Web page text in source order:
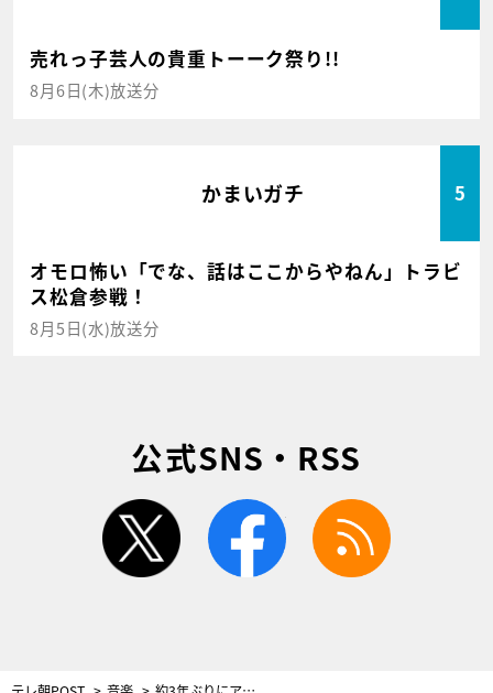
売れっ子芸人の貴重トーーク祭り!!
8月6日(木)放送分
かまいガチ 5
オモロ怖い「でな、話はここからやねん」トラビ
ス松倉参戦！
8月5日(水)放送分
公式SNS・RSS
twitter facebook